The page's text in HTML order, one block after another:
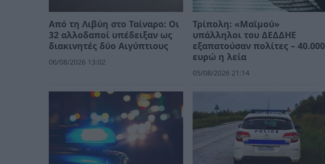
Από τη Λιβύη στο Ταίναρο: Οι
32 αλλοδαποί υπέδειξαν ως
διακινητές δύο Αιγύπτιους
06/08/2026 13:02
Τρίπολη: «Μαϊμού»
υπάλληλοι του ΔΕΔΔΗΕ
εξαπατούσαν πολίτες – 40.000
ευρώ η λεία
05/08/2026 21:14